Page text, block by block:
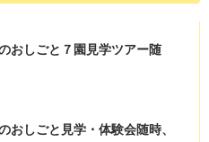
おしごと７園見学ツアー随
しごと見学・体験会随時、